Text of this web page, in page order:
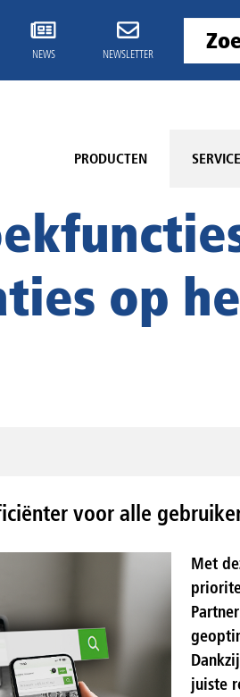
NEWS NEWSLETTER
PRODUCTEN
SERVICE
op
voor alle
Met
juiste